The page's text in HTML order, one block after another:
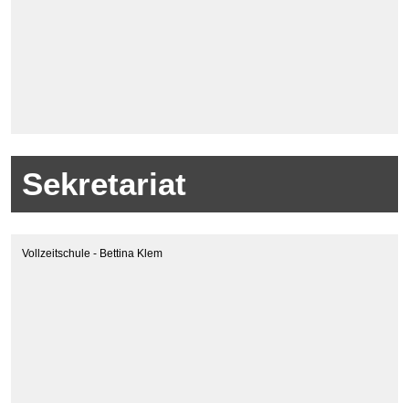
Sekretariat
Vollzeitschule - Bettina Klem